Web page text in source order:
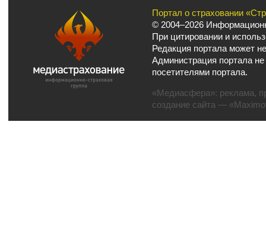
Портал о страховании
© 2004–2026
При цитировании и
Редакция портала может
Администрация портала
посетителями портала.
«Медиасфера»: реклама,
создание сайта —